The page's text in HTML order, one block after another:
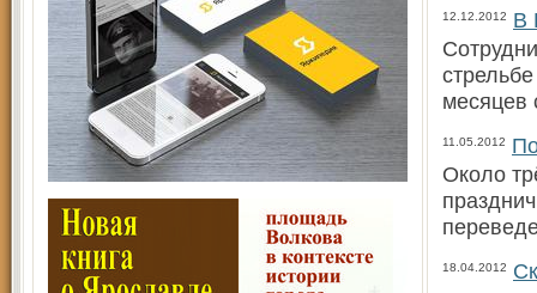
12.12.2012
В
месяцев
11.05.2012
Около
18.04.2012